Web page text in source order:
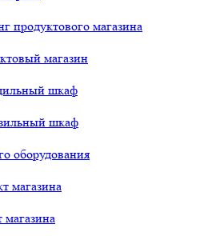
продуктового магазина
магазин
шкаф
шкаф
оборудования
магазина
магазина